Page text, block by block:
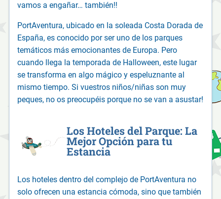
vamos a engañar… también!!
PortAventura, ubicado en la soleada Costa Dorada de
España, es conocido por ser uno de los parques
temáticos más emocionantes de Europa. Pero
cuando llega la temporada de Halloween, este lugar
se transforma en algo mágico y espeluznante al
mismo tiempo. Si vuestros niños/niñas son muy
peques, no os preocupéis porque no se van a asustar!
Los Hoteles del Parque: La
Mejor Opción para tu
Estancia
Los hoteles dentro del complejo de PortAventura no
solo ofrecen una estancia cómoda, sino que también